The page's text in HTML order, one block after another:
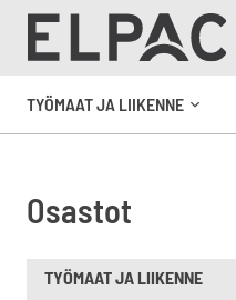
TYÖMAAT JA LIIKENNE
Osastot
TYÖMAAT JA LIIKENNE